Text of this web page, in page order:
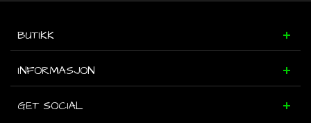
BUTIKK
INFORMASJON
GET SOCIAL